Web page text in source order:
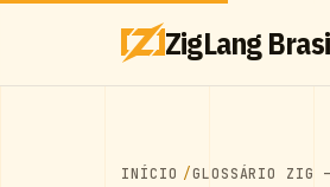
ZigLang
INÍCIO GLOSSÁRIO ZIG